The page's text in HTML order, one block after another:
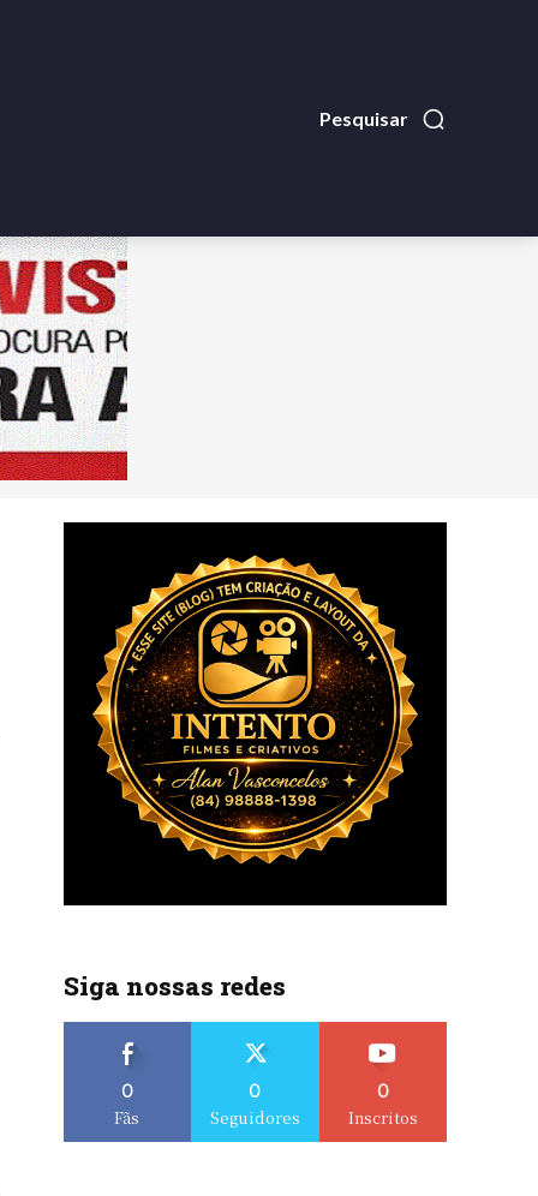
Pesquisar
Siga nossas redes
0
Fãs
0
Seguidores
0
Inscritos